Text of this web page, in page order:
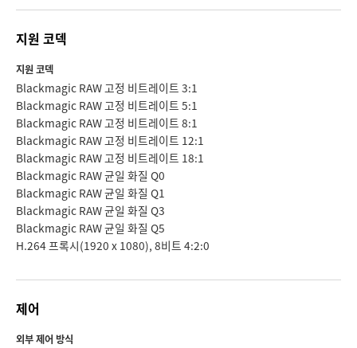
지원 코덱
지원 코덱
Blackmagic RAW 고정 비트레이트 3:1
Blackmagic RAW 고정 비트레이트 5:1
Blackmagic RAW 고정 비트레이트 8:1
Blackmagic RAW 고정 비트레이트 12:1
Blackmagic RAW 고정 비트레이트 18:1
Blackmagic RAW 균일 화질 Q0
Blackmagic RAW 균일 화질 Q1
Blackmagic RAW 균일 화질 Q3
Blackmagic RAW 균일 화질 Q5
H.264 프록시(1920 x 1080), 8비트 4:2:0
제어
외부 제어 방식